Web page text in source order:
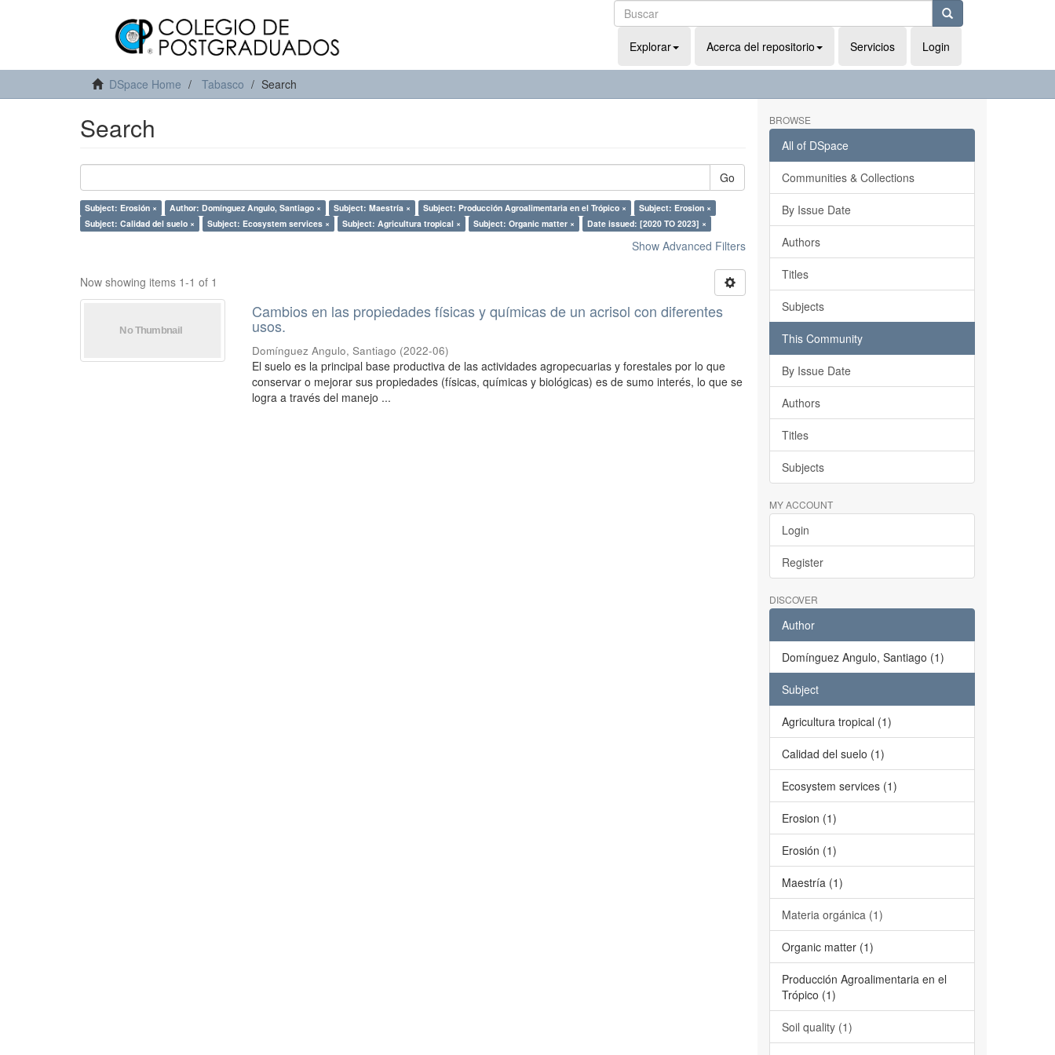
Explorar Acerca del repositorio Servicios Login
DSpace Home Tabasco Search
Search
Go
Subject: Erosión × Author: Domínguez Angulo, Santiago × Subject: Maestría × Subject: Producción Agroalimentaria en el Trópico ×
Subject: Erosion ×
Subject: Calidad del suelo ×
Subject: Ecosystem services × Subject: Agricultura tropical × Subject: Organic matter × Date issued: [2020 TO 2023] ×
Show Advanced Filters
Now showing items 1-1 of 1
Cambios en las propiedades físicas y químicas de un acrisol con diferentes
usos.
Domínguez Angulo, Santiago (2022-06)
El suelo es la principal base productiva de las actividades agropecuarias y forestales por lo que
conservar o mejorar sus propiedades (físicas, químicas y biológicas) es de sumo interés, lo que se
logra a través del manejo ...
BROWSE
All of DSpace
Communities & Collections
By Issue Date
Authors
Titles
Subjects
This Community
By Issue Date
Authors
Titles
Subjects
MY ACCOUNT
Login
Register
DISCOVER
Author
Domínguez Angulo, Santiago (1)
Subject
Agricultura tropical (1)
Calidad del suelo (1)
Ecosystem services (1)
Erosion (1)
Erosión (1)
Maestría (1)
Materia orgánica (1)
Organic matter (1)
Producción Agroalimentaria en el
Trópico (1)
Soil quality (1)